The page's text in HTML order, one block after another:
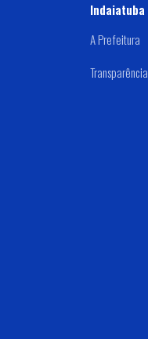
Indaiatuba
A Prefeitura
Transparência